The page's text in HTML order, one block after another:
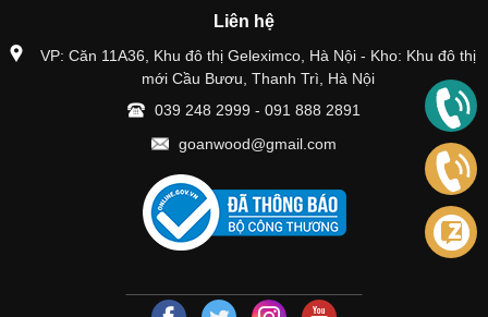
Liên hệ
VP: Căn 11A36, Khu đô thị Geleximco, Hà Nội - Kho: Khu đô thị
mới Cầu Bươu, Thanh Trì, Hà Nội
039 248 2999 - 091 888 2891
goanwood@gmail.com